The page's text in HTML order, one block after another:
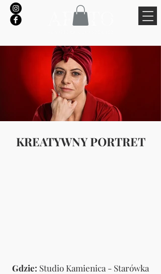
KREATYWNY PORTRET
Gdzie: Studio Kamienica - Starówka